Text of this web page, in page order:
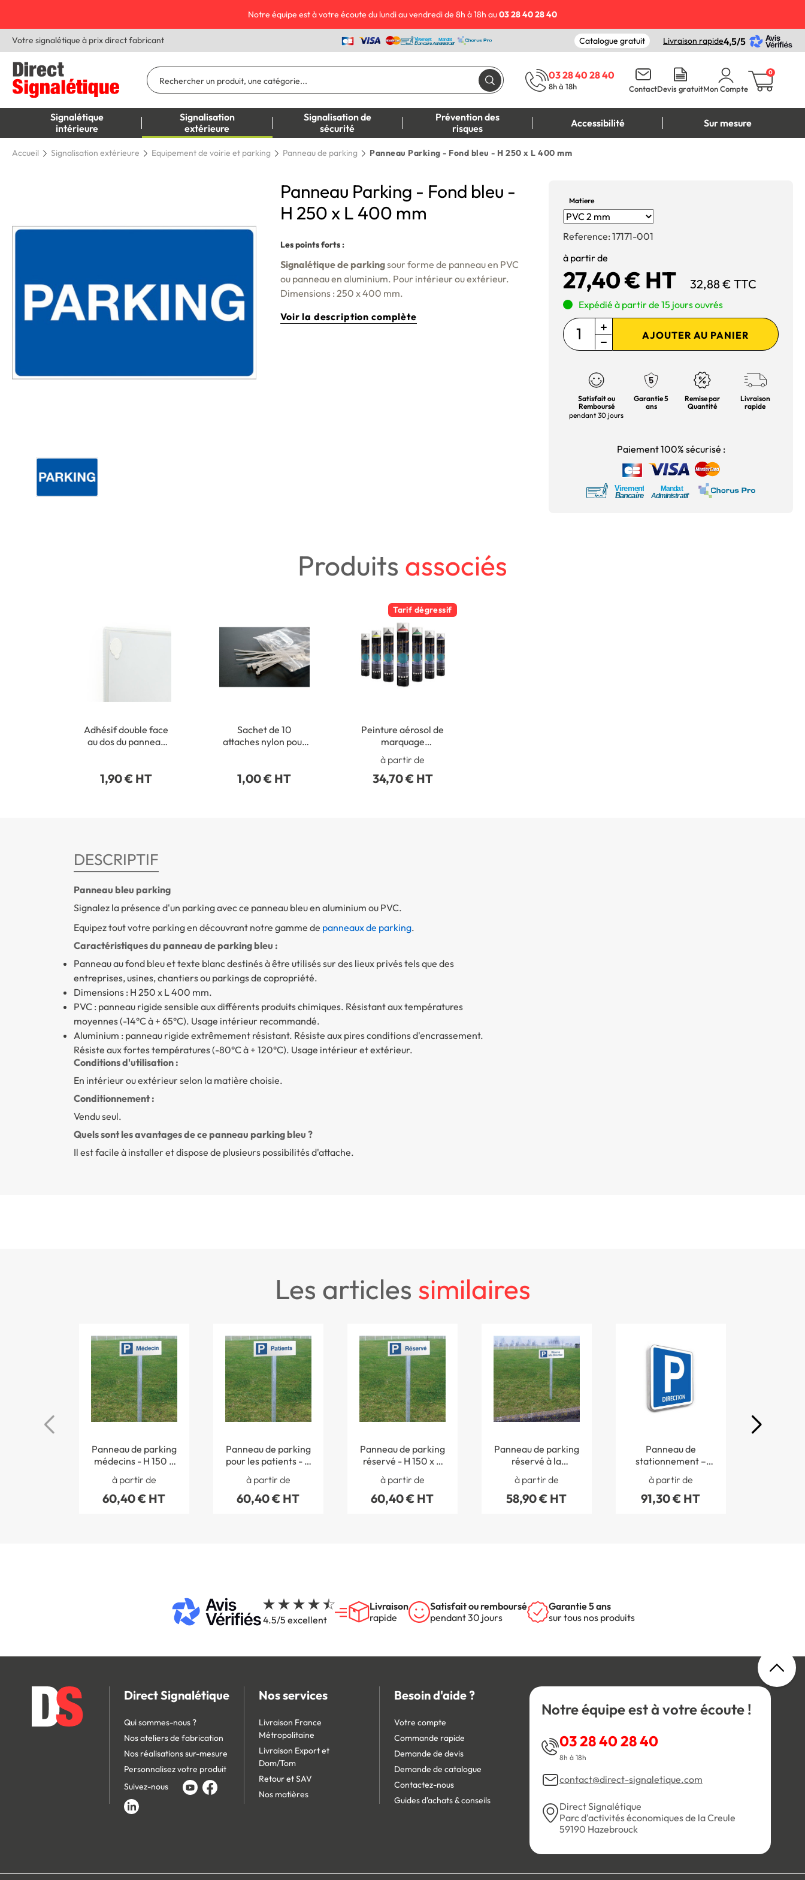
Notre équipe est à votre écoute du lundi au vendredi de 8h à 18h au03 28 40 28 40
Votre signalétique à prix direct fabricant Catalogue gratuit Livraison rapide4,5/5
03 28 40 28 40
8h à 18h ContactDevis gratuitMon Compte
0
Signalétique
intérieure
Signalisation
extérieure
Signalisation de
sécurité
Prévention des
risques
Accessibilité Sur mesure
Accueil Signalisation extérieure Equipement de voirie et parking Panneau de parking Panneau Parking - Fond bleu - H 250 x L 400 mm
Panneau Parking - Fond bleu -
H 250 x L 400 mm
Les points forts :
Signalétique de parkingsour forme de panneau en PVC
ou panneau en aluminium. Pour intérieur ou extérieur.
Dimensions : 250 x 400 mm.
Voir la description complète
Matiere
Reference: 17171-001
à partir de
27,40 € HT 32,88 € TTC
Expédié à partir de 15 jours ouvrés
AJOUTER AU PANIER
Satisfait ou
Remboursé
pendant 30 jours
Garantie 5
ans
Remise par
Quantité
Livraison
rapide
Paiement 100% sécurisé :
Produits associés
Adhésif double face
au dos du panneau
1,90 € HT
Sachet de 10
attaches nylon pour
1,00 € HT
Tarif dégressif
Peinture aérosol de
marquage
Vaporisation
manuelle ou Chariot
de traçage - Aérosol
à partir de
34,70 € HT
DESCRIPTIF
Panneau bleu parking
Signalez la présence d'un parking avec ce panneau bleu en aluminium ou PVC.
Equipez tout votre parking en découvrant notre gamme de panneaux de parking.
Caractéristiques du panneau de parking bleu :
Panneau au fond bleu et texte blanc destinés à être utilisés sur des lieux privés tels que des
entreprises, usines, chantiers ou parkings de copropriété.
Dimensions : H 250 x L 400 mm.
PVC : panneau rigide sensible aux différents produits chimiques. Résistant aux températures
moyennes (-14°C à + 65°C). Usage intérieur recommandé.
Aluminium : panneau rigide extrêmement résistant. Résiste aux pires conditions d'encrassement.
Résiste aux fortes températures (-80°C à + 120°C). Usage intérieur et extérieur.
Conditions d'utilisation :
En intérieur ou extérieur selon la matière choisie.
Conditionnement :
Vendu seul.
Quels sont les avantages de ce panneau parking bleu ?
Il est facile à installer et dispose de plusieurs possibilités d'attache.
les articles similaires
Panneau de parking
médecins - H 150 x
L 450 mm - Alu
dibond 3 mm
à partir de
60,40 € HT
Panneau de parking
pour les patients - H
150 x L 450 mm -
Alu dibond 3 mm
à partir de
60,40 € HT
Panneau de parking
réservé - H 150 x L
450 mm - Alu
dibond 3 mm
à partir de
60,40 € HT
Panneau de parking
réservé à la
direction - H 150 x L
450 mm - Alu
dibond 3 mm
à partir de
58,90 € HT
Panneau de
stationnement –
Parking Direction
à partir de
91,30 € HT
4.5/5 excellent
Livraison
rapide
Satisfait ou remboursé
pendant 30 jours
Garantie 5 ans
sur tous nos produits
Direct Signalétique
Qui sommes-nous ?
Nos ateliers de fabrication
Nos réalisations sur-mesure
Personnalisez votre produit
Suivez-nous
Nos services
Livraison France
Métropolitaine
Livraison Export et
Dom/Tom
Retour et SAV
Nos matières
Besoin d'aide ?
Votre compte
Commande rapide
Demande de devis
Demande de catalogue
Contactez-nous
Guides d'achats & conseils
Notre équipe est à votre écoute !
03 28 40 28 40
8h à 18h
contact@direct-signaletique.com
Direct Signalétique
Parc d'activités économiques de la Creule
59190 Hazebrouck